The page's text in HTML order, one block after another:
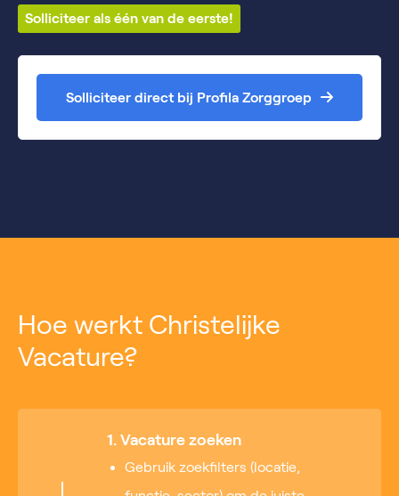
Solliciteer als één van de eerste!
Solliciteer direct bij Profila Zorggroep
Hoe werkt Christelijke
Vacature?
1. Vacature zoeken
Gebruik zoekfilters (locatie,